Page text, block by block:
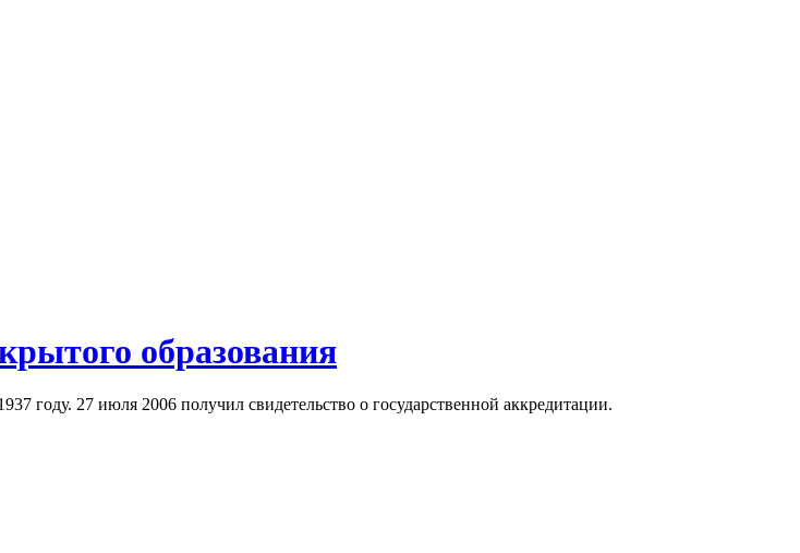
образования
году. 27 июля 2006 получил свидетельство о государственной аккредитации.